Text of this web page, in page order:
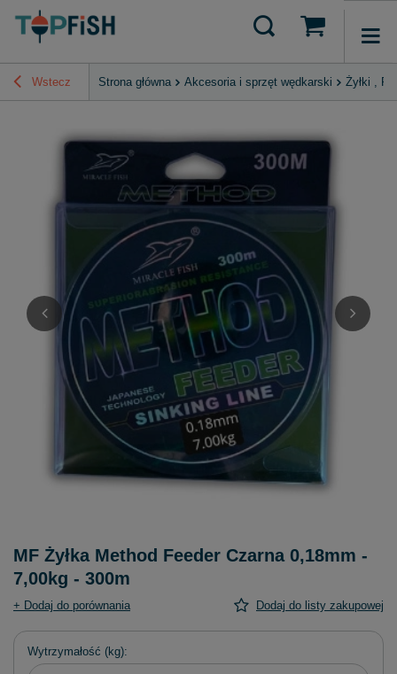
Wstecz Strona główna Akcesoria i sprzęt wędkarski Żyłki ,
MF Żyłka Method Feeder Czarna 0,18mm -
7,00kg - 300m
+ Dodaj do porównania Dodaj do listy zakupowej
Wytrzymałość (kg)